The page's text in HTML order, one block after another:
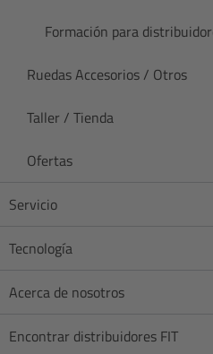
Formación para
Ruedas Accesorios / Otros
Taller / Tienda
Ofertas
Servicio
Tecnología
Acerca de nosotros
Encontrar distribuidores FIT